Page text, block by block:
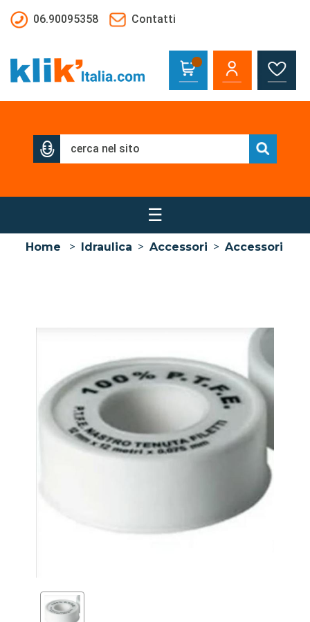
06.90095358
Contatti
☰
Home > Idraulica > Accessori > Accessori